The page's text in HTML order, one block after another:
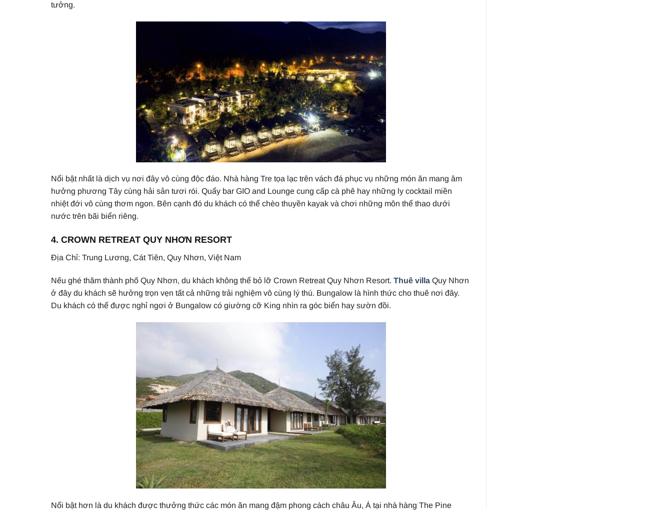
tưởng.
​​Nổi bật nhất là dịch vụ nơi đây vô cùng độc đáo. Nhà hàng Tre tọa lạc trên vách đá phục vụ những món ăn mang âm
hưởng phương Tây cùng hải sản tươi rói. Quẩy bar GIO and Lounge cung cấp cà phê hay những ly cocktail miền
nhiệt đới vô cùng thơm ngon. Bên cạnh đó du khách có thể chèo thuyền kayak và chơi những môn thể thao dưới
nước trên bãi biển riêng.
4. CROWN RETREAT QUY NHƠN RESORT
Địa Chỉ: Trung Lương, Cát Tiên, Quy Nhơn, Việt Nam
Nếu ghé thăm thành phố Quy Nhơn, du khách không thể bỏ lỡ Crown Retreat Quy Nhơn Resort. Thuê villa Quy Nhơn
ở đây du khách sẽ hưởng trọn vẹn tất cả những trải nghiệm vô cùng lý thú. Bungalow là hình thức cho thuê nơi đây.
Du khách có thể được nghỉ ngơi ở Bungalow có giường cỡ King nhìn ra góc biển hay sườn đồi.
Nổi bật hơn là du khách được thưởng thức các món ăn mang đậm phong cách châu Âu, Á tại nhà hàng The Pine